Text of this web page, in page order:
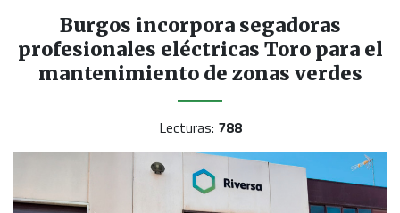
Burgos incorpora segadoras
profesionales eléctricas Toro para el
mantenimiento de zonas verdes
Lecturas: 788